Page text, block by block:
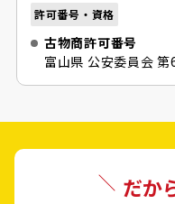
許可番号・資格
古物商許可番号
富山県 公安委員会
だか